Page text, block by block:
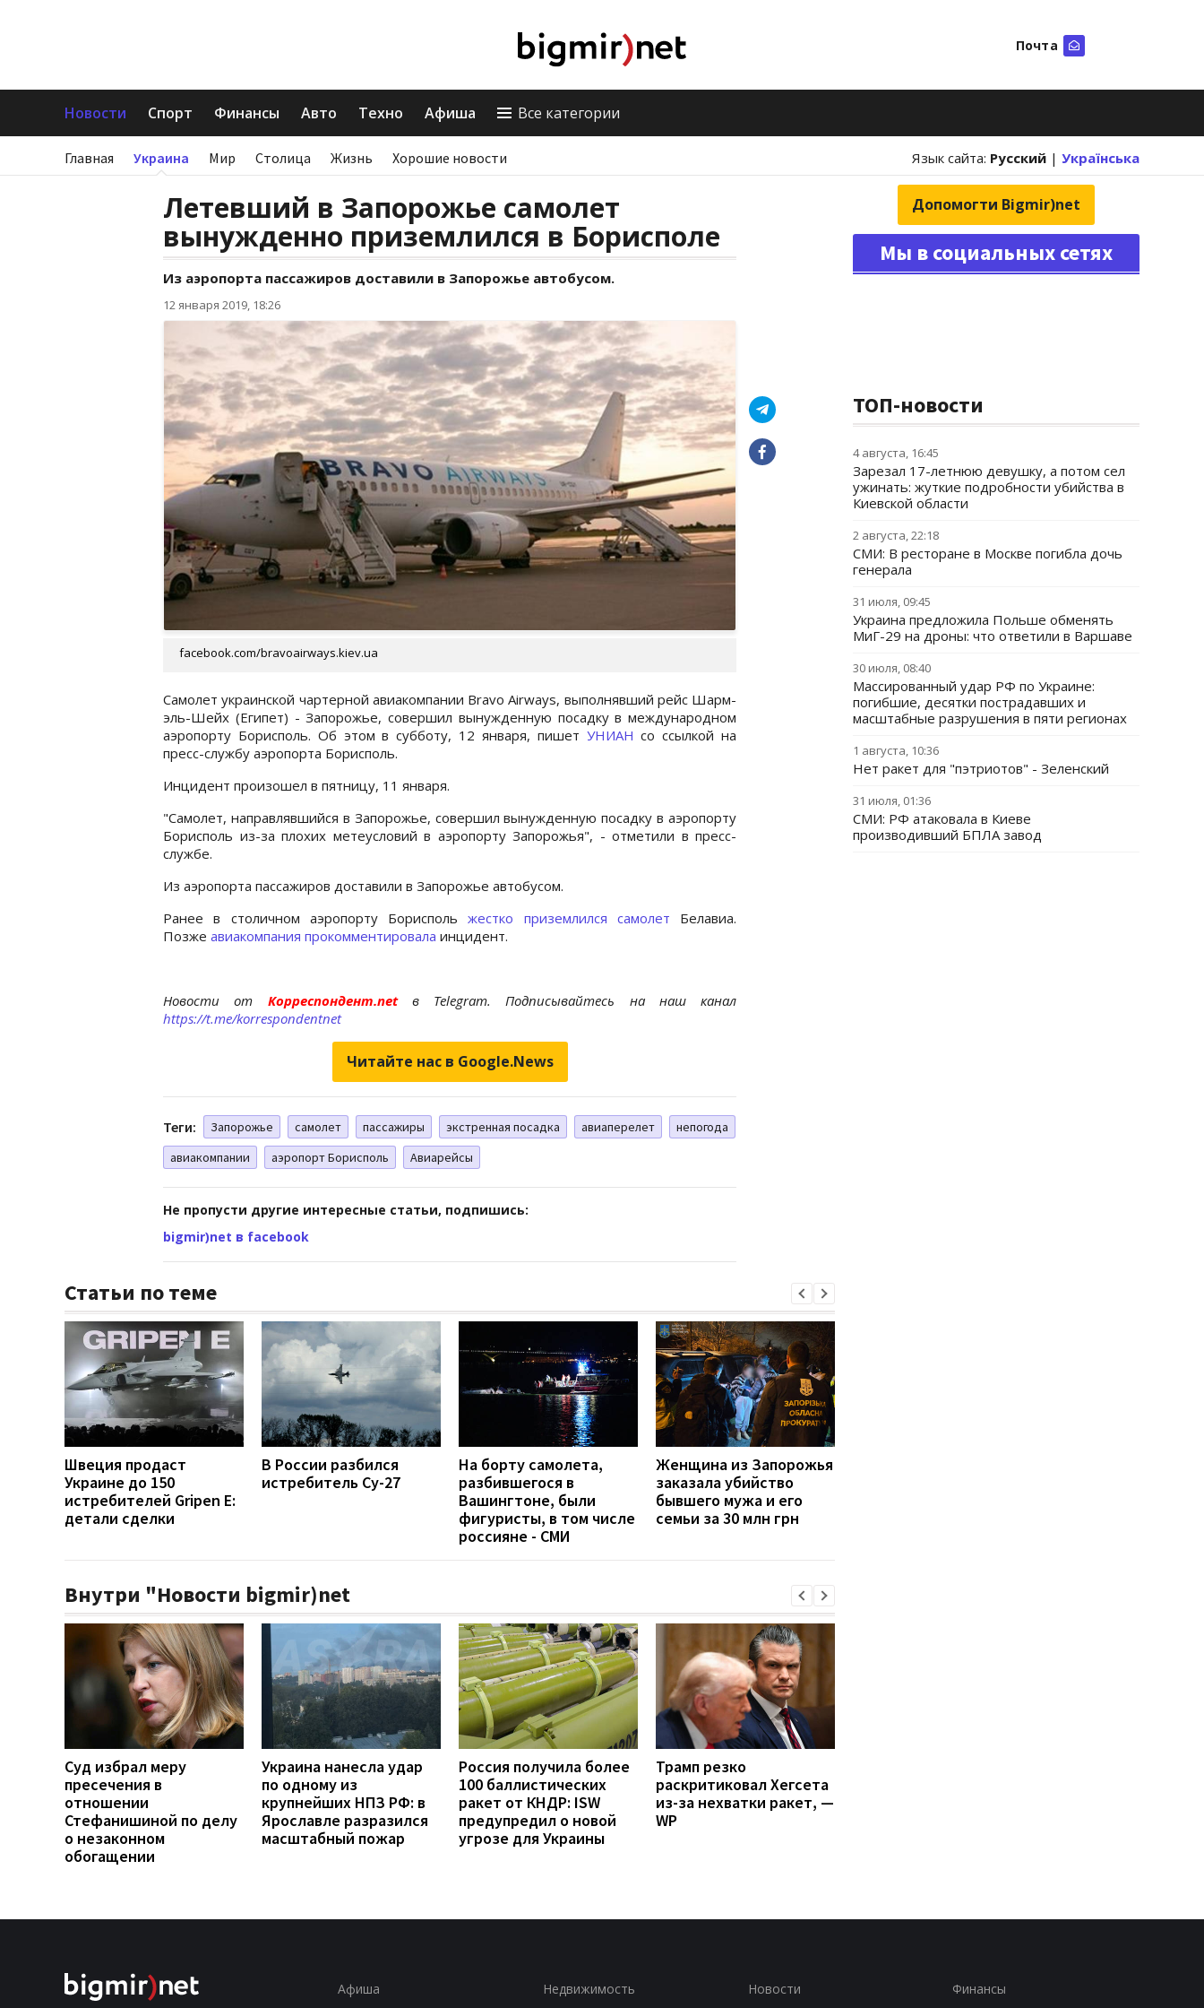
Почта
Новости Спорт Финансы Авто Техно Афиша Все категории
Главная Украина Мир Столица Жизнь Хорошие новости Язык сайта: Русский | Українська
Летевший в Запорожье самолет
вынужденно приземлился в Борисполе
Из аэропорта пассажиров доставили в Запорожье автобусом.
12 января 2019, 18:26
facebook.com/bravoairways.kiev.ua
Самолет украинской чартерной авиакомпании Bravo Airways, выполнявший рейс Шарм-
эль-Шейх (Египет) - Запорожье, совершил вынужденную посадку в международном
аэропорту Борисполь. Об этом в субботу, 12 января, пишет УНИАН со ссылкой на
пресс-службу аэропорта Борисполь.
Инцидент произошел в пятницу, 11 января.
"Самолет, направлявшийся в Запорожье, совершил вынужденную посадку в аэропорту
Борисполь из-за плохих метеусловий в аэропорту Запорожья", - отметили в пресс-
службе.
Из аэропорта пассажиров доставили в Запорожье автобусом.
Ранее в столичном аэропорту Бориспольжестко приземлился самолет Белавиа.
Позже авиакомпания прокомментировала инцидент.
Новости от Корреспондент.net в Telegram. Подписывайтесь на наш канал
https://t.me/korrespondentnet
Читайте нас в Google.News
Теги: Запорожье самолет пассажиры экстренная посадка авиаперелет
непогода
авиакомпании
аэропорт Борисполь Авиарейсы
Не пропусти другие интересные статьи, подпишись:
bigmir)net в facebook
Статьи по теме
Швеция продаст
Украине до 150
истребителей Gripen E:
детали сделки
В России разбился
истребитель Су-27
На борту самолета,
разбившегося в
Вашингтоне, были
фигуристы, в том числе
россияне - СМИ
Женщина из Запорожья
заказала убийство
бывшего мужа и его
семьи за 30 млн грн
Внутри "Новости bigmir)net
Суд избрал меру
пресечения в
отношении
Стефанишиной по делу
о незаконном
обогащении
Украина нанесла удар
по одному из
крупнейших НПЗ РФ: в
Ярославле разразился
масштабный пожар
Россия получила более
100 баллистических
ракет от КНДР: ISW
предупредил о новой
угрозе для Украины
Трамп резко
раскритиковал Хегсета
из-за нехватки ракет, —
WP
Допомогти Bigmir)net
Мы в социальных сетях
ТОП-новости
4 августа, 16:45
Зарезал 17-летнюю девушку, а потом сел
ужинать: жуткие подробности убийства в
Киевской области
2 августа, 22:18
СМИ: В ресторане в Москве погибла дочь
генерала
31 июля, 09:45
Украина предложила Польше обменять
МиГ-29 на дроны: что ответили в Варшаве
30 июля, 08:40
Массированный удар РФ по Украине:
погибшие, десятки пострадавших и
масштабные разрушения в пяти регионах
1 августа, 10:36
Нет ракет для "пэтриотов" - Зеленский
31 июля, 01:36
СМИ: РФ атаковала в Киеве
производивший БПЛА завод
Афиша Недвижимость Новости Финансы